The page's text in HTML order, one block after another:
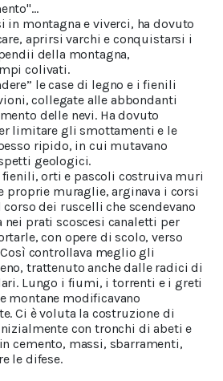
in montagna e viverci, ha dovuto
aprirsi varchi e conquistarsi i
della montagna,
colivati.
le case di legno e i fienili
collegate alle abbondanti
delle nevi. Ha dovuto
limitare gli smottamenti e le
ripido, in cui mutavano
geologici.
fienili, orti e pascoli costruiva muri
proprie muraglie, arginava i corsi
corso dei ruscelli che scendevano
prati scoscesi canaletti per
con opere di scolo, verso
controllava meglio gli
trattenuto anche dalle radici di
Lungo i fiumi, i torrenti e i greti
montane modificavano
Ci è voluta la costruzione di
con tronchi di abeti e
cemento, massi, sbarramenti,
le difese.